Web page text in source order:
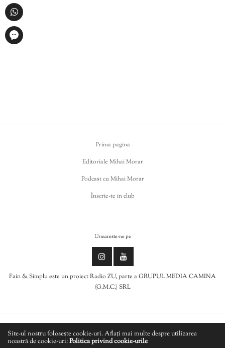
Prima pagina
Editoriale Mihai Morar
Podcast cu Mihai Morar
Înscrie-te in club
Urmareste-ne pe
Fain & Simplu este un proiect Radio ZU, parte a GRUPUL MEDIA CAMINA
(G.M.C.) SRL
Politica de cookies
Site-ul nostru folosește cookie-uri. Aflați mai multe despre utilizarea
noastră de cookie-uri:Politica privind cookie-urile